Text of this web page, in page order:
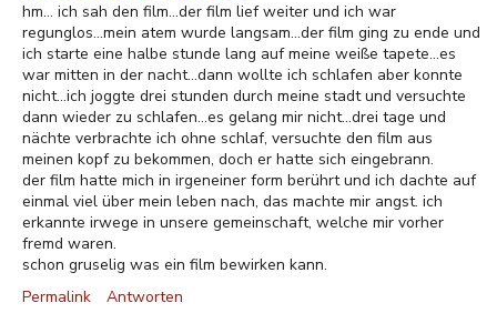
hm... ich sah den film...der film lief weiter und ich war
regunglos...mein atem wurde langsam...der film ging zu ende und
ich starte eine halbe stunde lang auf meine weiße tapete...es
war mitten in der nacht...dann wollte ich schlafen aber konnte
nicht...ich joggte drei stunden durch meine stadt und versuchte
dann wieder zu schlafen...es gelang mir nicht...drei tage und
nächte verbrachte ich ohne schlaf, versuchte den film aus
meinen kopf zu bekommen, doch er hatte sich eingebrann.
der film hatte mich in irgeneiner form berührt und ich dachte auf
einmal viel über mein leben nach, das machte mir angst. ich
erkannte irwege in unsere gemeinschaft, welche mir vorher
fremd waren.
schon gruselig was ein film bewirken kann.
Permalink
Antworten